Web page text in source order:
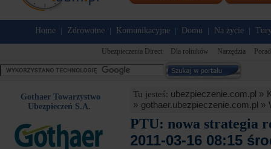
Home Zdrowotne Komunikacyjne Domu Na życie
Ubezpieczenia Direct Dla rolników Narzędzia
Gothaer Towarzystwo
Ubezpieczeń S.A.
Tu jesteś: ubezpieczenie.com.pl »
» gothaer.ubezpieczenie.com.pl »
PTU: nowa strategia
2011-03-16 08:15